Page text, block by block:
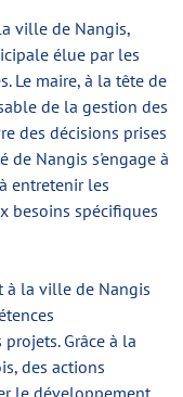
ville de Nangis,
élue par les
Le maire, à la tête de
de la gestion des
des décisions prises
de Nangis s'engage à
entretenir les
besoins spécifiques
à la ville de Nangis
Grâce à la
des actions
le développement